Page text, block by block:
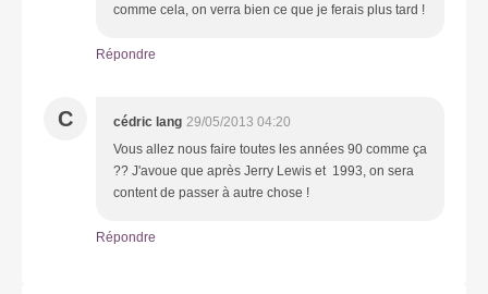
comme cela, on verra bien ce que je ferais plus tard !
Répondre
C cédric lang 29/05/2013 04:20
Vous allez nous faire toutes les années 90 comme ça
?? J'avoue que après Jerry Lewis et 1993, on sera
content de passer à autre chose !
Répondre